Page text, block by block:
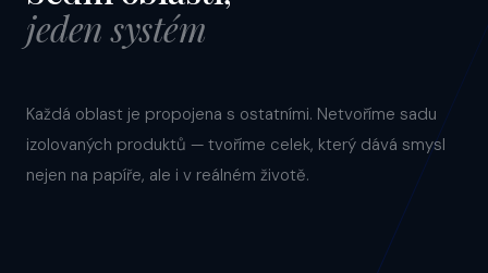
jeden systém
Každá oblast je propojena s ostatními. Netvoříme sadu
izolovaných produktů — tvoříme celek, který dává smysl
nejen na papíře, ale i v reálném životě.